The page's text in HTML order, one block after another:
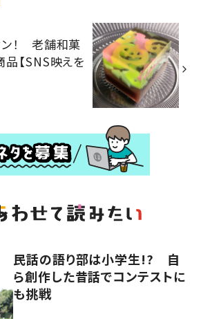
ン！ 老舗和菓
【SNS映えを
民話の語り部は小学生!? 自
ら創作した昔話でコンテストに
も挑戦